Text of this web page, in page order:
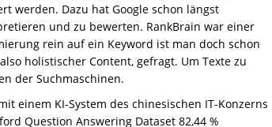
werden. Dazu hat Google schon längst
und zu bewerten. RankBrain war einer
rein auf ein Keyword ist man doch schon
holistischer Content, gefragt. Um Texte zu
der Suchmaschinen.
einem KI-System des chinesischen IT-Konzerns
Question Answering Dataset 82,44 %